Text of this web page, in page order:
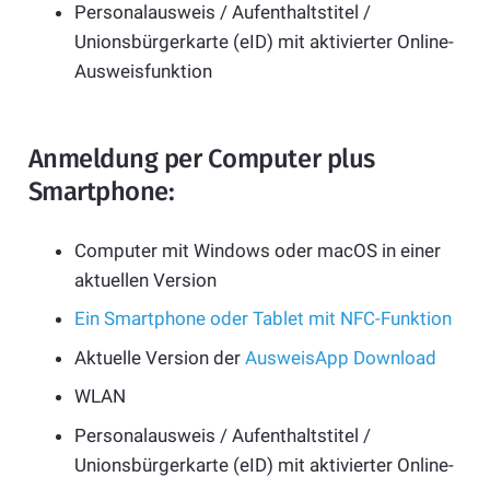
Personalausweis / Aufenthaltstitel /
Unionsbürgerkarte (eID) mit aktivierter Online-
Ausweisfunktion
Anmeldung per Computer plus
Smartphone:
Computer mit Windows oder macOS in einer
aktuellen Version
Ein Smartphone oder Tablet mit NFC-Funktion
Aktuelle Version der AusweisApp Download
WLAN
Personalausweis / Aufenthaltstitel /
Unionsbürgerkarte (eID) mit aktivierter Online-